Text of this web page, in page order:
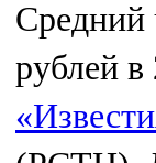
Средний
рублей